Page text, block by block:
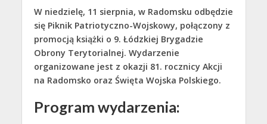
W niedzielę, 11 sierpnia, w Radomsku odbędzie
się Piknik Patriotyczno-Wojskowy, połączony z
promocją książki o 9. Łódzkiej Brygadzie
Obrony Terytorialnej. Wydarzenie
organizowane jest z okazji 81. rocznicy Akcji
na Radomsko oraz Święta Wojska Polskiego.
Program wydarzenia: